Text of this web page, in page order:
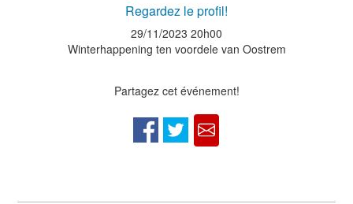
Regardez le profil!
29/11/2023 20h00
Winterhappening ten voordele van Oostrem
Partagez cet événement!